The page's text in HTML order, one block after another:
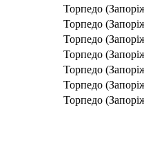
Торпедо
Торпедо
Торпедо
Торпедо
Торпедо
Торпедо
Торпедо